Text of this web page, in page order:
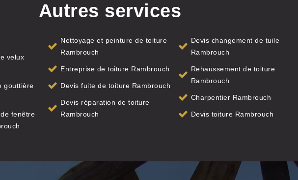
Autres services
velux
gouttière
fenêtre
Nettoyage et peinture de toiture
Rambrouch
Entreprise de toiture Rambrouch
Devis fuite de toiture Rambrouch
Devis réparation de toiture
Rambrouch
Devis changement de tuile
Rambrouch
Rehaussement de toiture
Rambrouch
Charpentier Rambrouch
Devis toiture Rambrouch